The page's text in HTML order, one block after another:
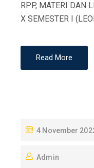
RPP, MATERI DAN
X SEMESTER I
Read More
P
S
4 November
Admin